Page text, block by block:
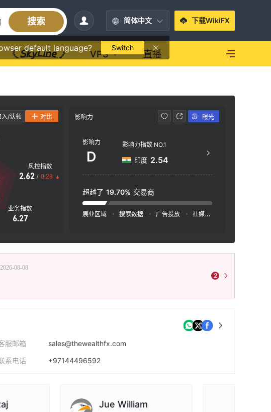
搜索 简体中文
default language? Switch
下载WikiFX
VPS 直播
业务指数
6.27
风控指数
2.62 / 0.28
影响力
影响力
D
影响力指数 NO.1
印度 2.54
超越了 19.70% 交易商
展业区域 搜索数据 广告投放 社媒指数
入/认领 对比 曝光
2026-08-08
2
服邮箱
sales@thewealthfx.com
系电话
+97144496592
Jue William